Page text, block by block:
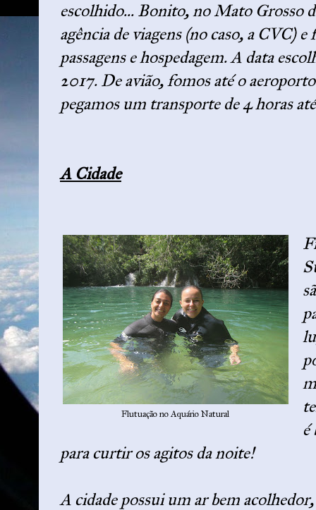
escolhido... Bonito, no Mato Grosso
agência de viagens (no caso, a CVC)
passagens e hospedagem. A data
2017. De avião, fomos até o
pegamos um transporte de 4 horas
A Cidade
Flutuação no Aquário Natural
é
para curtir os agitos da noite!
A cidade possui um ar bem